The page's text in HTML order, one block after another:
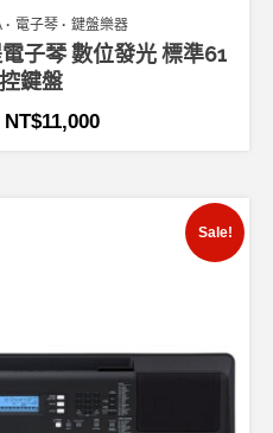
電子琴 鍵盤樂器
子琴 數位發光 標準61
鍵盤
NT$11,000
Sale!